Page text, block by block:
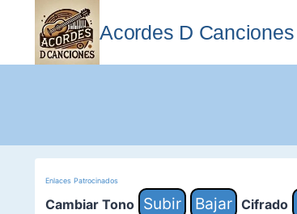
contenido
Acordes D Canciones
Enlaces Patrocinados
Cambiar Tono Subir Bajar Cifrado